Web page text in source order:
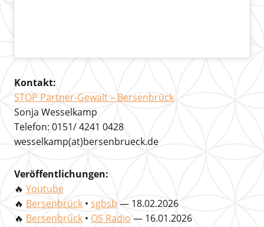
Kontakt:
STOP Partner-Gewalt – Bersenbrück
Sonja Wesselkamp
Telefon: 0151/ 4241 0428
wesselkamp(at)bersenbrueck.de
Veröffentlichungen:
🔥 Youtube
🔥 Bersenbrück• sgbsb — 18.02.2026
🔥 Bersenbrück• OS Radio — 16.01.2026